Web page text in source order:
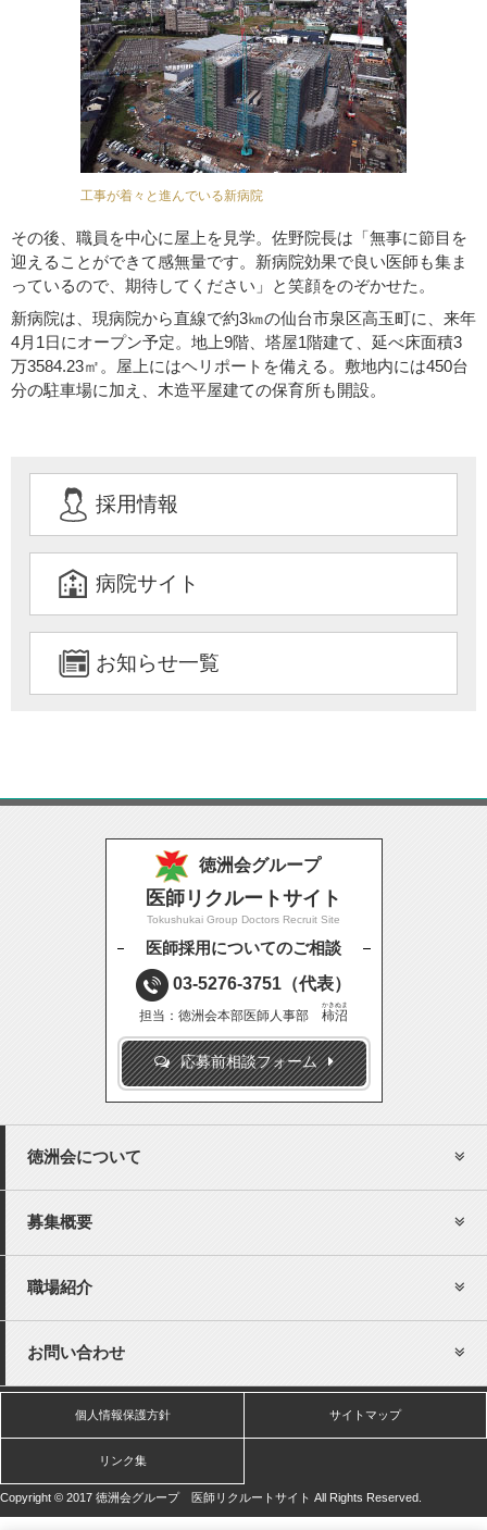
工事が着々と進んでいる新病院
その後、職員を中心に屋上を見学。佐野院長は「無事に節目を
迎えることができて感無量です。新病院効果で良い医師も集ま
っているので、期待してください」と笑顔をのぞかせた。
新病院は、現病院から直線で約3㎞の仙台市泉区高玉町に、来年
4月1日にオープン予定。地上9階、塔屋1階建て、延べ床面積3
万3584.23㎡。屋上にはヘリポートを備える。敷地内には450台
分の駐車場に加え、木造平屋建ての保育所も開設。
採用情報
病院サイト
お知らせ一覧
徳洲会グループ
医師リクルートサイト
Tokushukai Group Doctors Recruit Site
医師採用についてのご相談
03-5276-3751 （代表）
担当：徳洲会本部医師人事部 柿沼
かきぬま
応募前相談フォーム
徳洲会について
募集概要
職場紹介
お問い合わせ
個人情報保護方針 サイトマップ
リンク集
Copyright © 2017 徳洲会グループ 医師リクルートサイト All Rights Reserved.